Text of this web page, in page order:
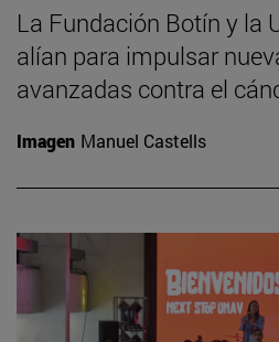
La Fundación Botín y la
alían para impulsar
avanzadas contra el
Imagen Manuel Castells